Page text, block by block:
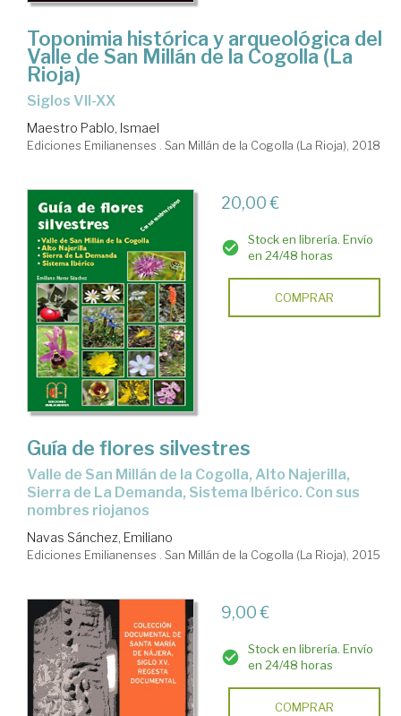
Toponimia histórica y arqueológica del
Valle de San Millán de la Cogolla (La
Rioja)
siglos VII-XX
Maestro Pablo, Ismael
Ediciones Emilianenses . San Millán de la Cogolla (La Rioja), 2018
20,00 €
Stock en librería. Envío
en 24/48 horas
COMPRAR
Guía de flores silvestres
Valle de San Millán de la Cogolla, Alto Najerilla,
Sierra de La Demanda, Sistema Ibérico. Con sus
nombres riojanos
Navas Sánchez, Emiliano
Ediciones Emilianenses . San Millán de la Cogolla (La Rioja), 2015
9,00 €
Stock en librería. Envío
en 24/48 horas
COMPRAR